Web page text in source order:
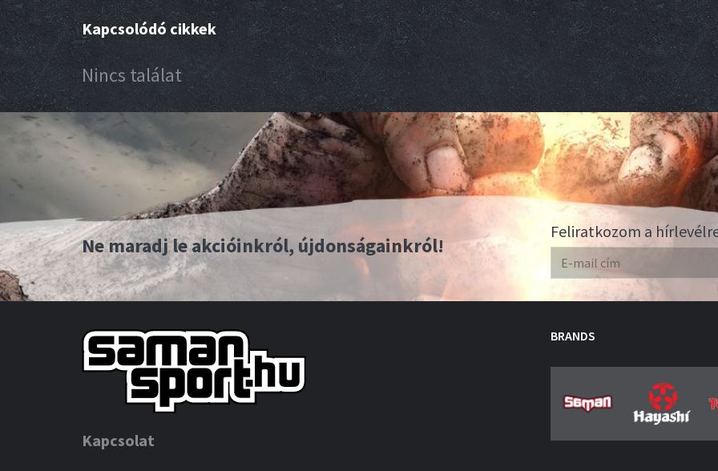
Kapcsolódó cikkek
Nincs találat
Ne maradj le akcióinkról, újdonságainkról!
Feliratkozom a
Kapcsolat
BRANDS